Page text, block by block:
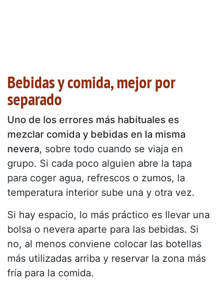
Bebidas y comida, mejor por
separado
Uno de los errores más habituales es
mezclar comida y bebidas en la misma
nevera, sobre todo cuando se viaja en
grupo. Si cada poco alguien abre la tapa
para coger agua, refrescos o zumos, la
temperatura interior sube una y otra vez.
Si hay espacio, lo más práctico es llevar una
bolsa o nevera aparte para las bebidas. Si
no, al menos conviene colocar las botellas
más utilizadas arriba y reservar la zona más
fría para la comida.